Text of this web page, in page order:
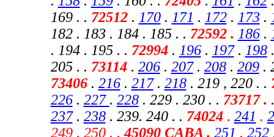
169 . . 72512. 170. 171 . 172. 173.
182 . 183 . 184 . 185 . . 72592 . 186.
. 194 . 195 . . 72994 . 196. 197. 198.
205 . . 73114. 206. 207. 208. 209.
73406. 216. 217. 218. 219 , 220 . .
226. 227 . 228. 229 . 230 . . 73717 .
237. 238. 239. 240 . . 74024. 241 .
249 . 250 . .45090 CABA . 251 . 252